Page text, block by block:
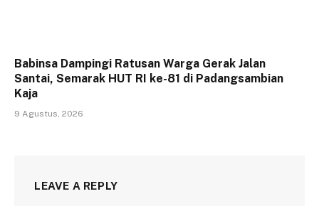
Babinsa Dampingi Ratusan Warga Gerak Jalan
Santai, Semarak HUT RI ke-81 di Padangsambian
Kaja
9 Agustus, 2026
LEAVE A REPLY